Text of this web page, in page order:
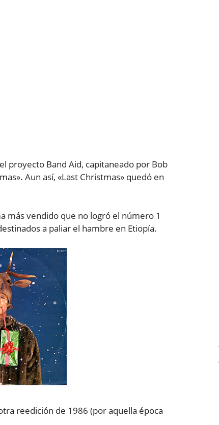
proyecto Band Aid, capitaneado por Bob
Aun así, «Last Christmas» quedó en
más vendido que no logró el número 1
a paliar el hambre en Etiopía.
reedición de 1986 (por aquella época